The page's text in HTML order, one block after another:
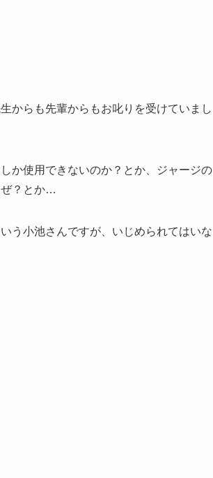
からも先輩からもお叱りを受けていまし
か使用できないのか？とか、ジャージの
ぜ？とか…
う小池さんですが、いじめられてはいな